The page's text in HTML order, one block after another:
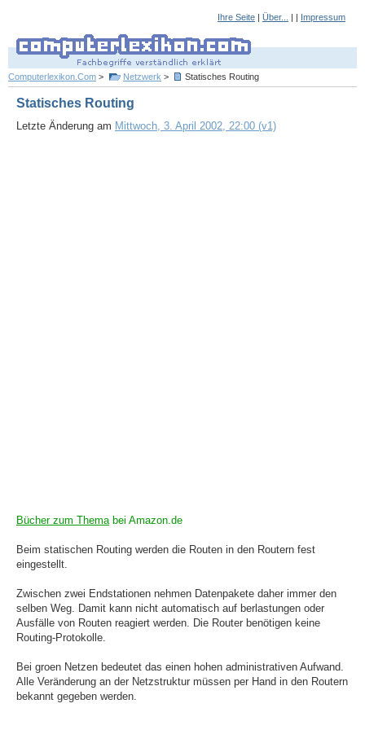
Ihre Seite | Über... | | Impressum
Computerlexikon.Com > Netzwerk > Statisches Routing
Statisches Routing
Letzte Änderung am Mittwoch, 3. April 2002, 22:00 (v1)
Bücher zum Themabei Amazon.de
Beim statischen Routing werden die Routen in den Routern fest
eingestellt.
Zwischen zwei Endstationen nehmen Datenpakete daher immer den
selben Weg. Damit kann nicht automatisch auf berlastungen oder
Ausfälle von Routen reagiert werden. Die Router benötigen keine
Routing-Protokolle.
Bei groen Netzen bedeutet das einen hohen administrativen Aufwand.
Alle Veränderung an der Netzstruktur müssen per Hand in den Routern
bekannt gegeben werden.